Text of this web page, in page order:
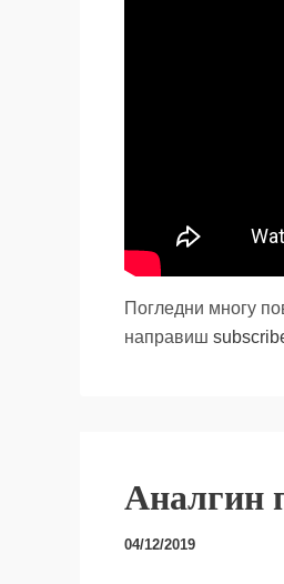
Погледни многу
направиш
Аналгин
04/12/2019